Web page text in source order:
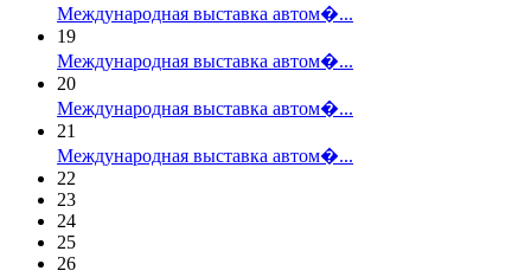
Международная выставка автом�...
19
Международная выставка автом�...
20
Международная выставка автом�...
21
Международная выставка автом�...
22
23
24
25
26